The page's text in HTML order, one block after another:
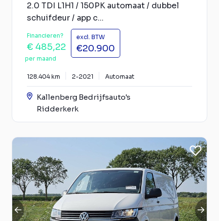
2.0 TDI L1H1 / 150PK automaat / dubbel
schuifdeur / app c...
Financieren?
€ 485,22
per maand
excl. BTW
€20.900
128.404 km 2-2021 Automaat
Kallenberg Bedrijfsauto's
Ridderkerk